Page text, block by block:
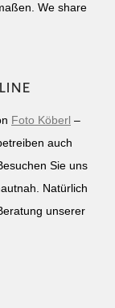
We share
Foto Köberl –
auch
Sie uns
Natürlich
unserer